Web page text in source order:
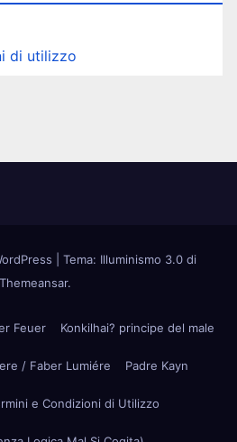
di utilizzo
Tema: Illuminismo 3.0 di
Themeansar.
Feuer Konkilhai? principe del male
/ Faber Lumiére Padre Kayn
e Condizioni di Utilizzo